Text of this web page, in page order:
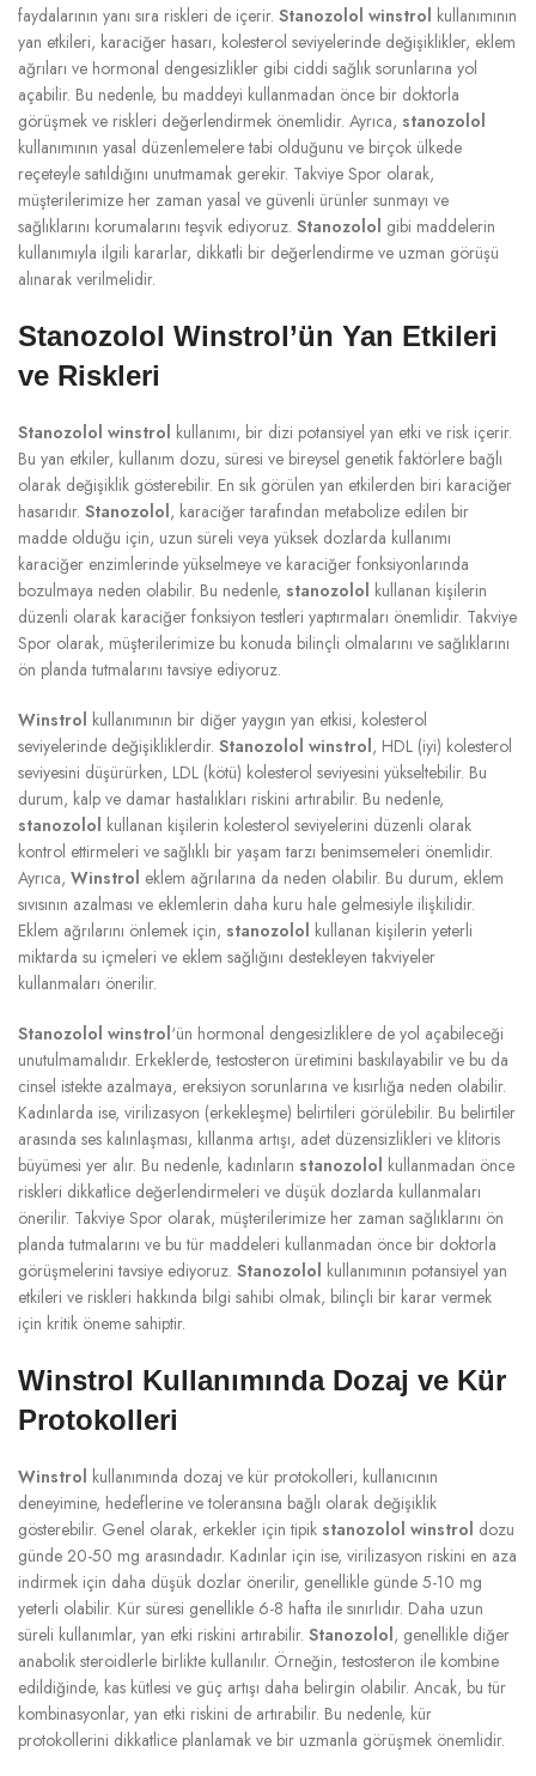
faydalarının yanı sıra riskleri de içerir. Stanozolol winstrol kullanımının
yan etkileri, karaciğer hasarı, kolesterol seviyelerinde değişiklikler, eklem
ağrıları ve hormonal dengesizlikler gibi ciddi sağlık sorunlarına yol
açabilir. Bu nedenle, bu maddeyi kullanmadan önce bir doktorla
görüşmek ve riskleri değerlendirmek önemlidir. Ayrıca, stanozolol
kullanımının yasal düzenlemelere tabi olduğunu ve birçok ülkede
reçeteyle satıldığını unutmamak gerekir. Takviye Spor olarak,
müşterilerimize her zaman yasal ve güvenli ürünler sunmayı ve
sağlıklarını korumalarını teşvik ediyoruz. Stanozolol gibi maddelerin
kullanımıyla ilgili kararlar, dikkatli bir değerlendirme ve uzman görüşü
alınarak verilmelidir.
Stanozolol Winstrol’ün Yan Etkileri
ve Riskleri
Stanozolol winstrol kullanımı, bir dizi potansiyel yan etki ve risk içerir.
Bu yan etkiler, kullanım dozu, süresi ve bireysel genetik faktörlere bağlı
olarak değişiklik gösterebilir. En sık görülen yan etkilerden biri karaciğer
hasarıdır. Stanozolol, karaciğer tarafından metabolize edilen bir
madde olduğu için, uzun süreli veya yüksek dozlarda kullanımı
karaciğer enzimlerinde yükselmeye ve karaciğer fonksiyonlarında
bozulmaya neden olabilir. Bu nedenle, stanozolol kullanan kişilerin
düzenli olarak karaciğer fonksiyon testleri yaptırmaları önemlidir. Takviye
Spor olarak, müşterilerimize bu konuda bilinçli olmalarını ve sağlıklarını
ön planda tutmalarını tavsiye ediyoruz.
Winstrol kullanımının bir diğer yaygın yan etkisi, kolesterol
seviyelerinde değişikliklerdir. Stanozolol winstrol, HDL (iyi) kolesterol
seviyesini düşürürken, LDL (kötü) kolesterol seviyesini yükseltebilir. Bu
durum, kalp ve damar hastalıkları riskini artırabilir. Bu nedenle,
stanozolol kullanan kişilerin kolesterol seviyelerini düzenli olarak
kontrol ettirmeleri ve sağlıklı bir yaşam tarzı benimsemeleri önemlidir.
Ayrıca, Winstrol eklem ağrılarına da neden olabilir. Bu durum, eklem
sıvısının azalması ve eklemlerin daha kuru hale gelmesiyle ilişkilidir.
Eklem ağrılarını önlemek için, stanozolol kullanan kişilerin yeterli
miktarda su içmeleri ve eklem sağlığını destekleyen takviyeler
kullanmaları önerilir.
Stanozolol winstrol‘ün hormonal dengesizliklere de yol açabileceği
unutulmamalıdır. Erkeklerde, testosteron üretimini baskılayabilir ve bu da
cinsel istekte azalmaya, ereksiyon sorunlarına ve kısırlığa neden olabilir.
Kadınlarda ise, virilizasyon (erkekleşme) belirtileri görülebilir. Bu belirtiler
arasında ses kalınlaşması, kıllanma artışı, adet düzensizlikleri ve klitoris
büyümesi yer alır. Bu nedenle, kadınların stanozolol kullanmadan önce
riskleri dikkatlice değerlendirmeleri ve düşük dozlarda kullanmaları
önerilir. Takviye Spor olarak, müşterilerimize her zaman sağlıklarını ön
planda tutmalarını ve bu tür maddeleri kullanmadan önce bir doktorla
görüşmelerini tavsiye ediyoruz. Stanozolol kullanımının potansiyel yan
etkileri ve riskleri hakkında bilgi sahibi olmak, bilinçli bir karar vermek
için kritik öneme sahiptir.
Winstrol Kullanımında Dozaj ve Kür
Protokolleri
Winstrol kullanımında dozaj ve kür protokolleri, kullanıcının
deneyimine, hedeflerine ve toleransına bağlı olarak değişiklik
gösterebilir. Genel olarak, erkekler için tipik stanozolol winstrol dozu
günde 20-50 mg arasındadır. Kadınlar için ise, virilizasyon riskini en aza
indirmek için daha düşük dozlar önerilir, genellikle günde 5-10 mg
yeterli olabilir. Kür süresi genellikle 6-8 hafta ile sınırlıdır. Daha uzun
süreli kullanımlar, yan etki riskini artırabilir. Stanozolol, genellikle diğer
anabolik steroidlerle birlikte kullanılır. Örneğin, testosteron ile kombine
edildiğinde, kas kütlesi ve güç artışı daha belirgin olabilir. Ancak, bu tür
kombinasyonlar, yan etki riskini de artırabilir. Bu nedenle, kür
protokollerini dikkatlice planlamak ve bir uzmanla görüşmek önemlidir.